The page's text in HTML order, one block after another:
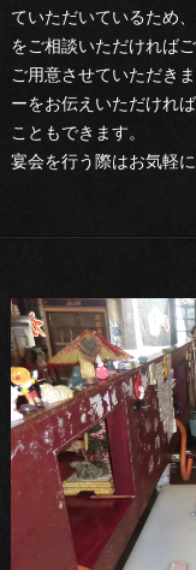
ていただいているため
をご相談いただければ
ご用意させていただき
ーをお伝えいただけれ
こともできます。
宴会を行う際はお気軽